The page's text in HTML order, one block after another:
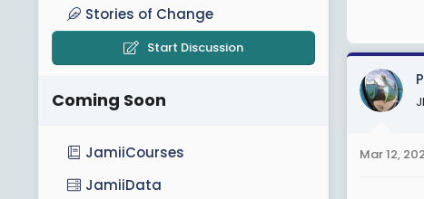
e
a
d
a
Mar 12,
Stories of Change
Start Discussion
Coming Soon
JamiiCourses
JamiiData